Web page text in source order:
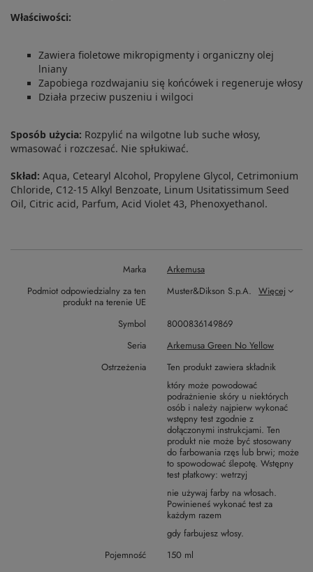
Właściwości:
Zawiera fioletowe mikropigmenty i organiczny olej
lniany
Zapobiega rozdwajaniu się końcówek i regeneruje włosy
Działa przeciw puszeniu i wilgoci
Sposób użycia: Rozpylić na wilgotne lub suche włosy,
wmasować i rozczesać. Nie spłukiwać.
Skład: Aqua, Cetearyl Alcohol, Propylene Glycol, Cetrimonium
Chloride, C12-15 Alkyl Benzoate, Linum Usitatissimum Seed
Oil, Citric acid, Parfum, Acid Violet 43, Phenoxyethanol.
Marka
Arkemusa
Podmiot odpowiedzialny za ten
produkt na terenie UE
Muster&Dikson S.p.A. Więcej
Symbol
8000836149869
Seria
Arkemusa Green No Yellow
Ostrzeżenia
Ten produkt zawiera składnik
który może powodować
podrażnienie skóry u niektórych
osób i należy najpierw wykonać
wstępny test zgodnie z
dołączonymi instrukcjami. Ten
produkt nie może być stosowany
do farbowania rzęs lub brwi; może
to spowodować ślepotę. Wstępny
test płatkowy: wetrzyj
nie używaj farby na włosach.
Powinieneś wykonać test za
każdym razem
gdy farbujesz włosy.
Pojemność
150 ml